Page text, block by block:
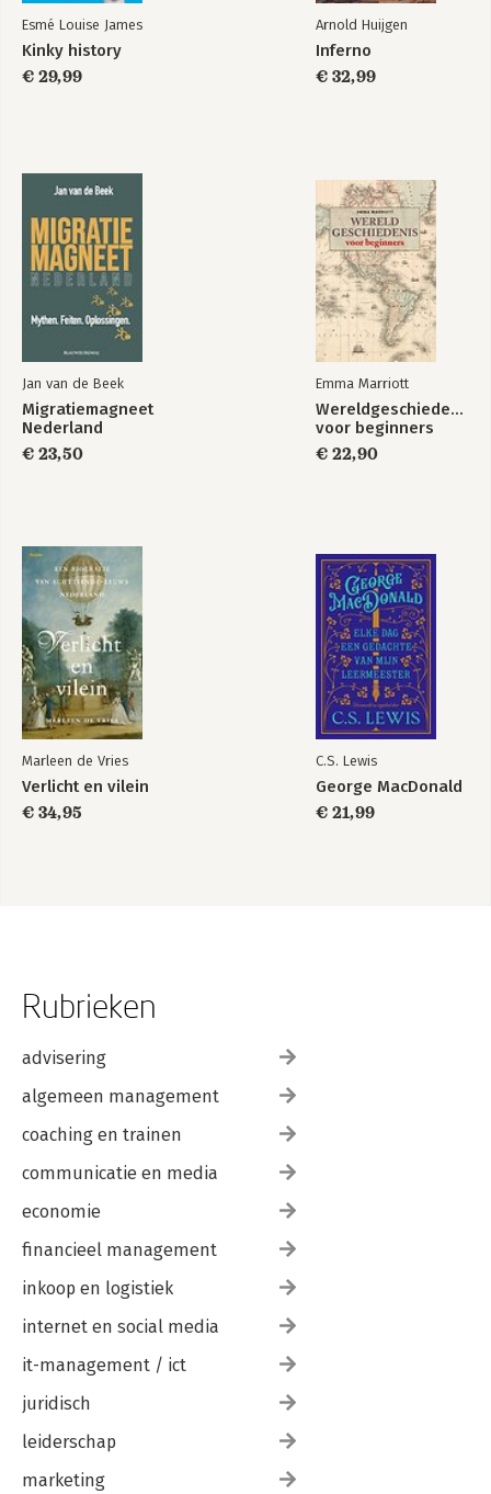
Esmé Louise James
Kinky history
€ 29,99
Arnold Huijgen
Inferno
€ 32,99
Jan van de Beek
Migratiemagneet
Nederland
€ 23,50
Emma Marriott
Wereldgeschiedenis
voor beginners
€ 22,90
Marleen de Vries
Verlicht en vilein
€ 34,95
C.S. Lewis
George MacDonald
€ 21,99
Rubrieken
advisering
algemeen management
coaching en trainen
communicatie en media
economie
financieel management
inkoop en logistiek
internet en social media
it-management / ict
juridisch
leiderschap
marketing